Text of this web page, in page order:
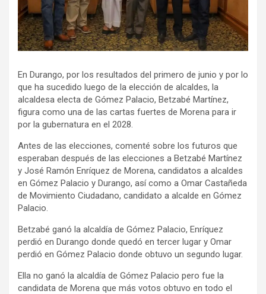
En Durango, por los resultados del primero de junio y por lo
que ha sucedido luego de la elección de alcaldes, la
alcaldesa electa de Gómez Palacio, Betzabé Martínez,
figura como una de las cartas fuertes de Morena para ir
por la gubernatura en el 2028.
Antes de las elecciones, comenté sobre los futuros que
esperaban después de las elecciones a Betzabé Martínez
y José Ramón Enríquez de Morena, candidatos a alcaldes
en Gómez Palacio y Durango, así como a Omar Castañeda
de Movimiento Ciudadano, candidato a alcalde en Gómez
Palacio.
Betzabé ganó la alcaldía de Gómez Palacio, Enríquez
perdió en Durango donde quedó en tercer lugar y Omar
perdió en Gómez Palacio donde obtuvo un segundo lugar.
Ella no ganó la alcaldía de Gómez Palacio pero fue la
candidata de Morena que más votos obtuvo en todo el